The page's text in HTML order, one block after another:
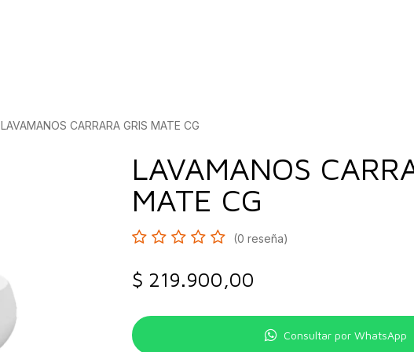
LAVAMANOS CARRARA GRIS MATE CG
LAVAMANOS
MATE CG
(0 reseña)
$ 219.900,00
Consultar por WhatsApp